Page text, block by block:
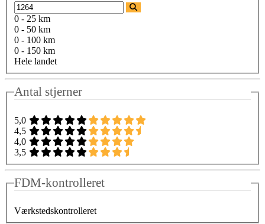
0 - 25 km
0 - 50 km
0 - 100 km
0 - 150 km
Hele landet
Antal stjerner
5,0
4,5
4,0
3,5
FDM-kontrolleret
Værkstedskontrolleret